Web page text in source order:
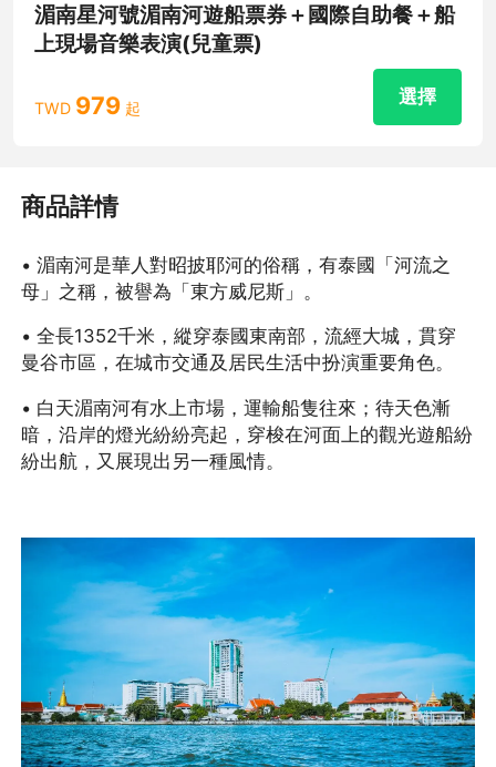
湄南星河號湄南河遊船票券＋國際自助餐＋船
上現場音樂表演(兒童票)
TWD 979 起
選擇
商品詳情
• 湄南河是華人對昭披耶河的俗稱，有泰國「河流之
母」之稱，被譽為「東方威尼斯」。
• 全長1352千米，縱穿泰國東南部，流經大城，貫穿
曼谷市區，在城市交通及居民生活中扮演重要角色。
• 白天湄南河有水上市場，運輸船隻往來；待天色漸
暗，沿岸的燈光紛紛亮起，穿梭在河面上的觀光遊船紛
紛出航，又展現出另一種風情。